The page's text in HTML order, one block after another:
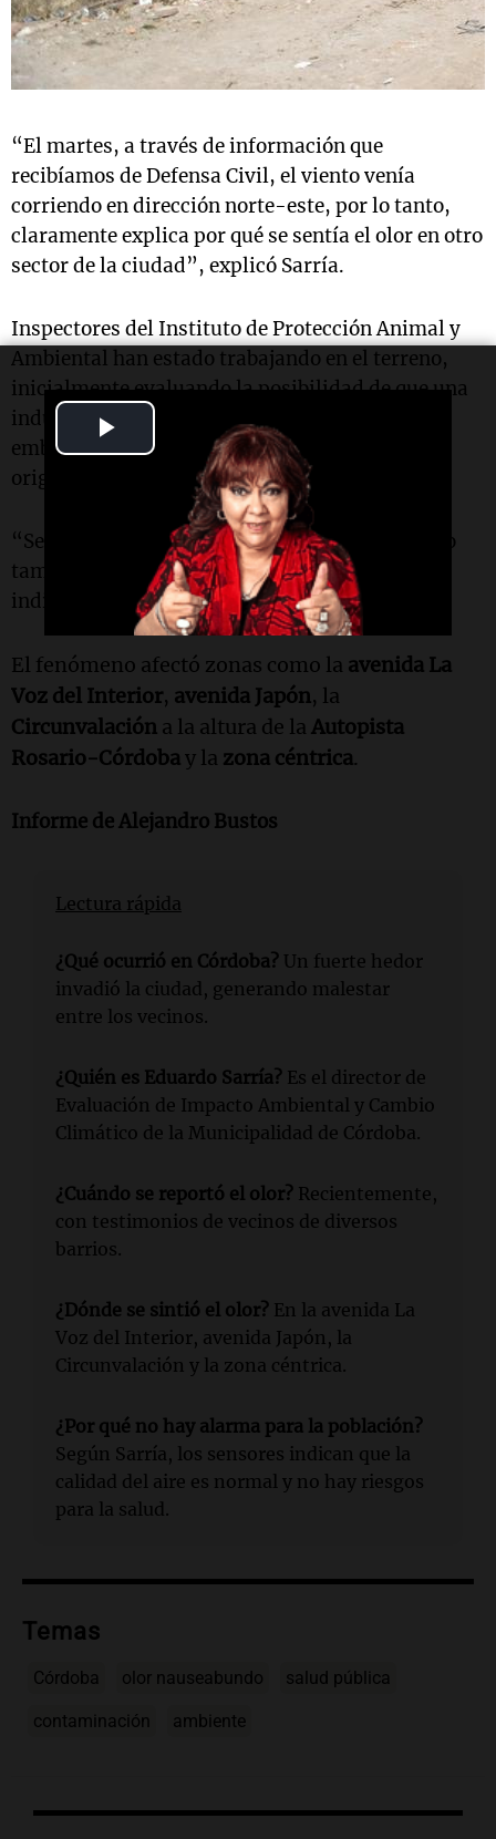
Video
“El martes, a través de información que
recibíamos de Defensa Civil, el viento venía
corriendo en dirección norte-este, por lo tanto,
claramente explica por qué se sentía el olor en otro
sector de la ciudad”, explicó Sarría.
Inspectores del Instituto de Protección Animal y
Ambiental han estado trabajando en el terreno,
inicialmente evaluando la posibilidad de que una
industria fuera la causa del problema. Sin
embargo, se ha identificado el basural como el
origen del mal olor.
“Se han tomado muestras, no solo del aire, sino
también del sólido que se estaba quemando”,
indicó el director.
El fenómeno afectó zonas como la avenida La
Voz del Interior, avenida Japón, la
Circunvalación a la altura de la Autopista
Rosario-Córdobay la zona céntrica.
Informe de Alejandro Bustos
Lectura rápida
¿Qué ocurrió en Córdoba? Un fuerte hedor
invadió la ciudad, generando malestar
entre los vecinos.
¿Quién es Eduardo Sarría? Es el director de
Evaluación de Impacto Ambiental y Cambio
Climático de la Municipalidad de Córdoba.
¿Cuándo se reportó el olor? Recientemente,
con testimonios de vecinos de diversos
barrios.
¿Dónde se sintió el olor? En la avenida La
Voz del Interior, avenida Japón, la
Circunvalación y la zona céntrica.
¿Por qué no hay alarma para la población?
Según Sarría, los sensores indican que la
calidad del aire es normal y no hay riesgos
para la salud.
Temas
Córdoba olor nauseabundo salud pública
contaminación ambiente